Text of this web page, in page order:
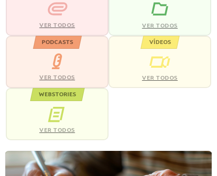
VER TODOS VER TODOS
PODCASTS
VER TODOS
VÍDEOS
VER TODOS
WEBSTORIES
VER TODOS